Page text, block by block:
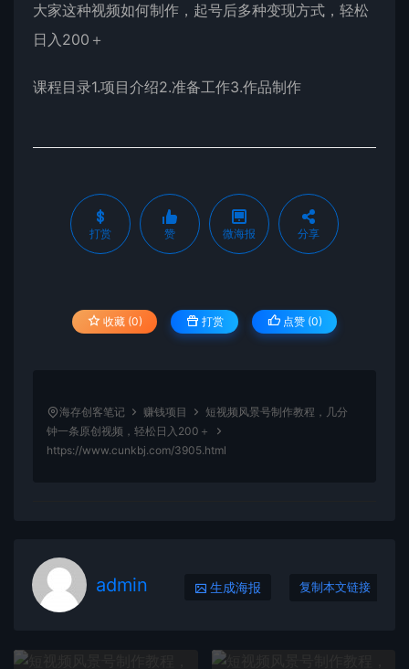
大家这种视频如何制作，起号后多种变现方式，轻松
日入200＋
课程目录1.项目介绍2.准备工作3.作品制作
打赏 赞 微海报 分享
收藏 (0) 打赏 点赞 (0)
海存创客笔记 赚钱项目
短视频风景号制作教程，几分
钟一条原创视频，轻松日入200＋
https://www.cunkbj.com/3905.html
admin 生成海报 复制本文链接